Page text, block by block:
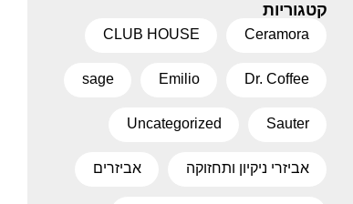
קטגוריות
Ceramora
CLUB HOUSE
Dr. Coffee
Emilio
sage
Sauter
Uncategorized
אביזרי ניקיון ותחזוקה אביזרים